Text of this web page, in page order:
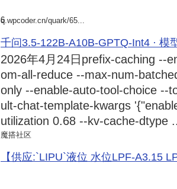
6
q.wpcoder.cn/quark/65...
千问3.5-122B-A10B-GPTQ-Int4 · 模
2026年4月24日 prefix-caching --
om-all-reduce --max-num-
only --enable-auto-tool-choice --
ult-chat-template-kwargs
utilization 0.68 --kv-cache-dtype
魔搭社区
【供应:`LIPU`液位 水位LPF-A3.15